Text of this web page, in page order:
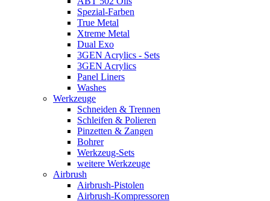
Spezial-Farben
True Metal
Xtreme Metal
Dual Exo
3GEN Acrylics - Sets
3GEN Acrylics
Panel Liners
Washes
Werkzeuge
Schneiden & Trennen
Schleifen & Polieren
Pinzetten & Zangen
Bohrer
Werkzeug-Sets
weitere Werkzeuge
Airbrush
Airbrush-Pistolen
Airbrush-Kompressoren